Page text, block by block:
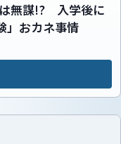
無謀!? 入学後に
」おカネ事情